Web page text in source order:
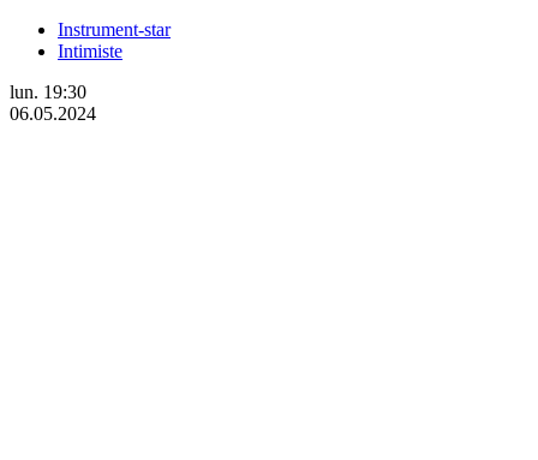
Instrument-star
Intimiste
lun. 19:30
06.05.2024